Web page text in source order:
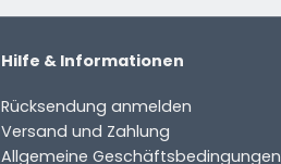
Hilfe & Informationen
Rücksendung anmelden
Versand und Zahlung
Allgemeine Geschäftsbedingungen